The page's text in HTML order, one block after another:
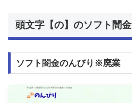
頭文字【の】のソフト闇金
ソフト闇金のんびり※廃業